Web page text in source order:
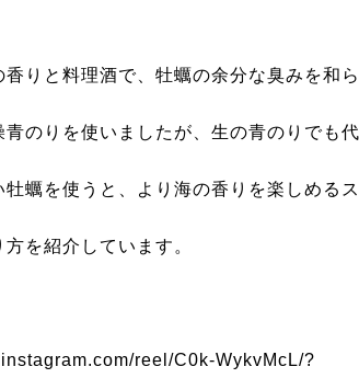
香りと料理酒で、牡蠣の余分な臭みを和ら
青のりを使いましたが、生の青のりでも代
牡蠣を使うと、より海の香りを楽しめる
を紹介しています。
reel/C0k-WykvMcL/?